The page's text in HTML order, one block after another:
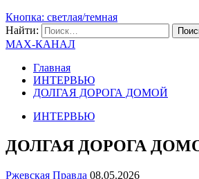
Кнопка: светлая/темная
Найти:
MAX-КАНАЛ
Главная
ИНТЕРВЬЮ
ДОЛГАЯ ДОРОГА ДОМОЙ
ИНТЕРВЬЮ
ДОЛГАЯ ДОРОГА
Ржевская Правда 08.05.2026